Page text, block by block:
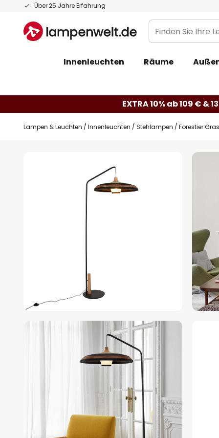
Über 25 Jahre Erfahrung
Zum
springen
Finden
Sie
Leuchte...
Innenleuchten Räume
EXTRA 10% ab 109 € &
Lampen & Leuchten Innenleuchten Stehlampen Forestier